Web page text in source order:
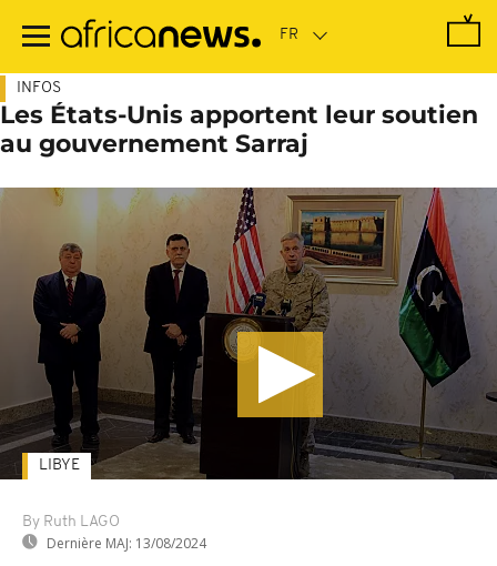
contenu
INFOS
Les États-Unis apportent leur soutien
au gouvernement Sarraj
By Ruth LAGO
Dernière MAJ: 13/08/2024
LIBYE